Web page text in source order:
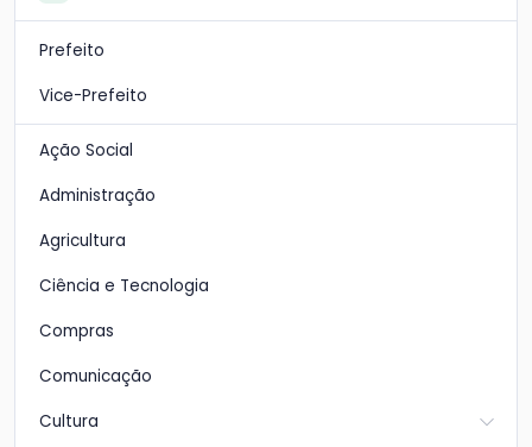
Prefeito
Vice-Prefeito
Ação Social
Administração
Agricultura
Ciência e Tecnologia
Compras
Comunicação
Cultura